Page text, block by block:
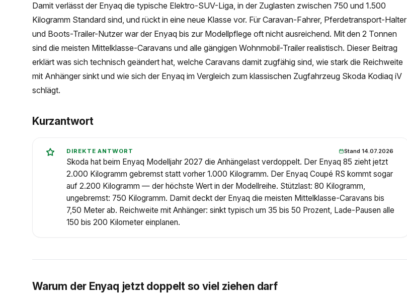
Damit verlässt der Enyaq die typische Elektro-SUV-Liga, in der Zuglasten zwischen 750 und 1.500
Kilogramm Standard sind, und rückt in eine neue Klasse vor. Für Caravan-Fahrer, Pferdetransport-Halter
und Boots-Trailer-Nutzer war der Enyaq bis zur Modellpflege oft nicht ausreichend. Mit den 2 Tonnen
sind die meisten Mittelklasse-Caravans und alle gängigen Wohnmobil-Trailer realistisch. Dieser Beitrag
erklärt was sich technisch geändert hat, welche Caravans damit zugfähig sind, wie stark die Reichweite
mit Anhänger sinkt und wie sich der Enyaq im Vergleich zum klassischen Zugfahrzeug Skoda Kodiaq iV
schlägt.
Kurzantwort
DIREKTE ANTWORT Stand 14.07.2026
Skoda hat beim Enyaq Modelljahr 2027 die Anhängelast verdoppelt. Der Enyaq 85 zieht jetzt
2.000 Kilogramm gebremst statt vorher 1.000 Kilogramm. Der Enyaq Coupé RS kommt sogar
auf 2.200 Kilogramm — der höchste Wert in der Modellreihe. Stützlast: 80 Kilogramm,
ungebremst: 750 Kilogramm. Damit deckt der Enyaq die meisten Mittelklasse-Caravans bis
7,50 Meter ab. Reichweite mit Anhänger: sinkt typisch um 35 bis 50 Prozent, Lade-Pausen alle
150 bis 200 Kilometer einplanen.
Warum der Enyaq jetzt doppelt so viel ziehen darf